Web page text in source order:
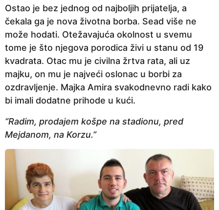
Ostao je bez jednog od najboljih prijatelja, a
čekala ga je nova životna borba. Sead više ne
može hodati. Otežavajuća okolnost u svemu
tome je što njegova porodica živi u stanu od 19
kvadrata. Otac mu je civilna žrtva rata, ali uz
majku, on mu je najveći oslonac u borbi za
ozdravljenje. Majka Amira svakodnevno radi kako
bi imali dodatne prihode u kući.
“Radim, prodajem košpe na stadionu, pred
Mejdanom, na Korzu.”